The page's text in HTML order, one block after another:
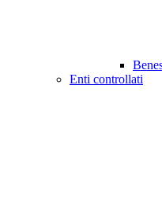
Enti controllati